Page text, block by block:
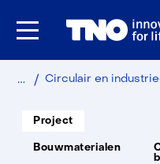
Home Circulair en
Soort
project:
Project
Thema:
Bouwmaterialen